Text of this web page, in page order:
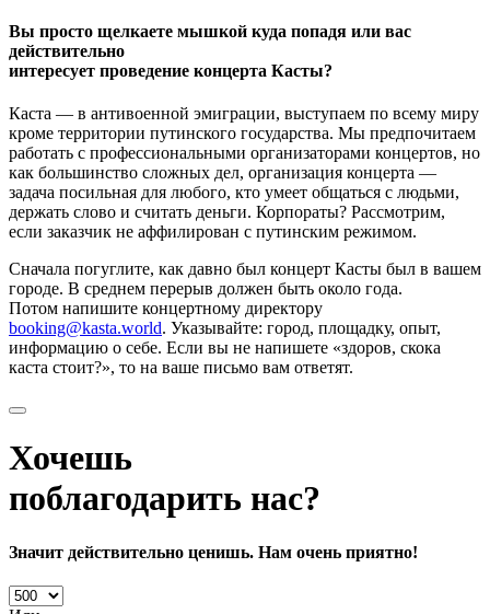
Вы просто щелкаете мышкой куда попадя или вас
действительно
интересует проведение концерта Касты?
Каста — в антивоенной эмиграции, выступаем по всему миру
кроме территории путинского государства. Мы предпочитаем
работать с профессиональными организаторами концертов, но
как большинство сложных дел, организация концерта —
задача посильная для любого, кто умеет общаться с людьми,
держать слово и считать деньги. Корпораты? Рассмотрим,
если заказчик не аффилирован с путинским режимом.
Сначала погуглите, как давно был концерт Касты был в вашем
городе. В среднем перерыв должен быть около года.
Потом напишите концертному директору
booking@kasta.world. Указывайте: город, площадку, опыт,
информацию о себе. Если вы не напишете «здоров, скока
каста стоит?», то на ваше письмо вам ответят.
Хочешь
поблагодарить нас?
Значит действительно ценишь. Нам очень приятно!